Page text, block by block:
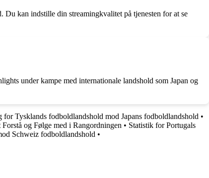
Du kan indstille din streamingkvalitet på tjenesten for at se
under kampe med internationale landshold som Japan og
for Tysklands fodboldlandshold mod Japans fodboldlandshold •
og Følge med i Rangordningen • Statistik for Portugals
Schweiz fodboldlandshold •